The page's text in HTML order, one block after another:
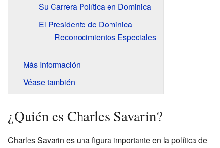
Su Carrera Política en Dominica
El Presidente de Dominica
Reconocimientos Especiales
Más Información
Véase también
¿Quién es Charles Savarin?
Charles Savarin es una figura importante en la política de